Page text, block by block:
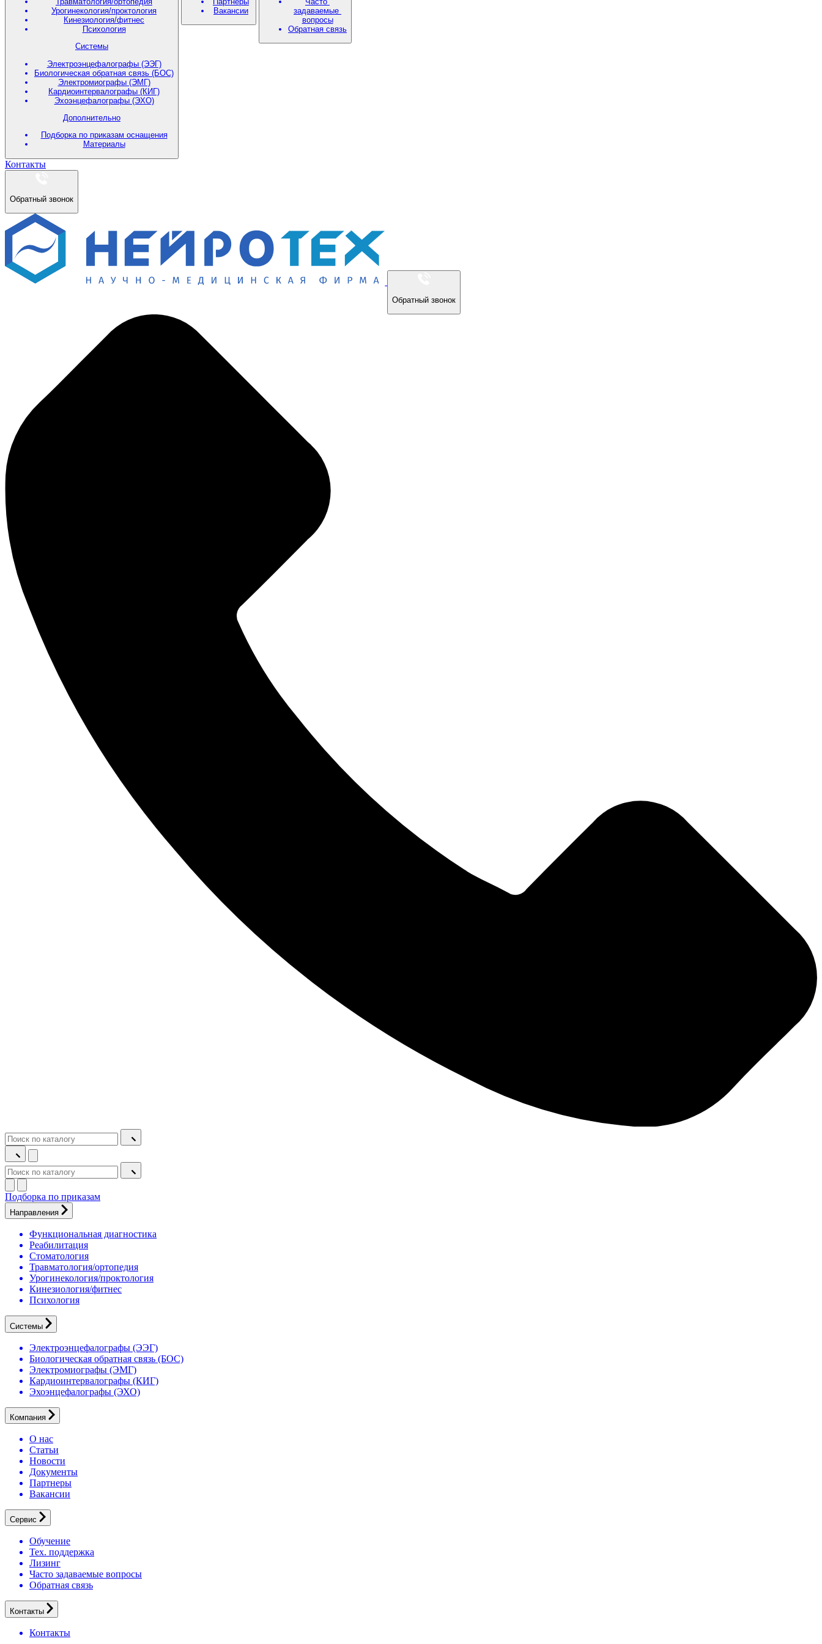
Урогинекология/проктология
Кинезиология/фитнес
Психология
Системы
Электроэнцефалографы (ЭЭГ)
Биологическая обратная связь (БОС)
Электромиографы (ЭМГ)
Кардиоинтервалографы (КИГ)
Эхоэнцефалографы (ЭХО)
Дополнительно
Подборка по приказам оснащения
Материалы
Вакансии
задаваемые
вопросы
Обратная связь
Контакты
Обратный звонок
Обратный звонок
Подборка по приказам
Направления
Функциональная диагностика
Реабилитация
Стоматология
Травматология/ортопедия
Урогинекология/проктология
Кинезиология/фитнес
Психология
Системы
Электроэнцефалографы (ЭЭГ)
Биологическая обратная связь (БОС)
Электромиографы (ЭМГ)
Кардиоинтервалографы (КИГ)
Эхоэнцефалографы (ЭХО)
Компания
О нас
Статьи
Новости
Документы
Партнеры
Вакансии
Сервис
Обучение
Тех. поддержка
Лизинг
Часто задаваемые вопросы
Обратная связь
Контакты
Контакты